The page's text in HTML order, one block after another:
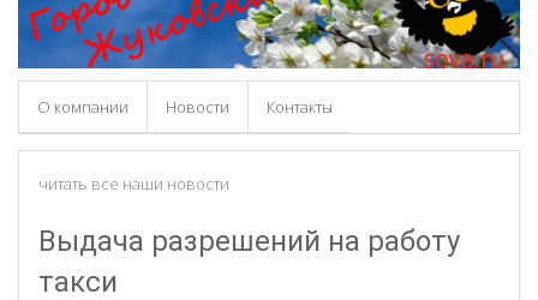
О компании Новости Контакты
читать все наши новости
Выдача разрешений на работу
такси